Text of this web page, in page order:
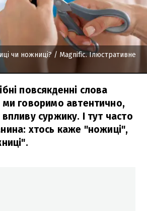
чи ножниці?/ Мagnific. Ілюстративне
повсякденні слова
ми говоримо автентично,
суржику. І тут часто
хтось каже "ножиці",